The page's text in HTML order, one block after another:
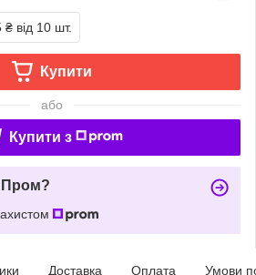
₴ від 10 шт.
Купити
або
Купити з
Пром?
Доставка Оплата Умови